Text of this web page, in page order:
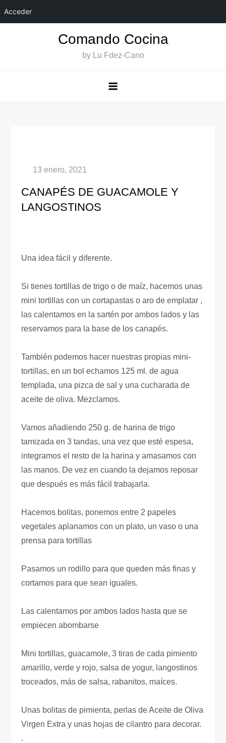
Acceder
Comando Cocina
by Lu Fdez-Cano
CANAPÉS DE GUACAMOLE Y
LANGOSTINOS
Una idea fácil y diferente.
Si tienes tortillas de trigo o de maíz, hacemos unas
mini tortillas con un cortapastas o aro de emplatar ,
las calentamos en la sartén por ambos lados y las
reservamos para la base de los canapés.
También podemos hacer nuestras propias mini-
tortillas, en un bol echamos 125 ml. de agua
templada, una pizca de sal y una cucharada de
aceite de oliva. Mezclamos.
Vamos añadiendo 250 g. de harina de trigo
tamizada en 3 tandas, una vez que esté espesa,
integramos el resto de la harina y amasamos con
las manos. De vez en cuando la dejamos reposar
que después es más fácil trabajarla.
Hacemos bolitas, ponemos entre 2 papeles
vegetales aplanamos con un plato, un vaso o una
prensa para tortillas
Pasamos un rodillo para que queden más finas y
cortamos para que sean iguales.
Las calentamos por ambos lados hasta que se
empiecen abombarse
Mini tortillas, guacamole, 3 tiras de cada pimiento
amarillo, verde y rojo, salsa de yogur, langostinos
troceados, más de salsa, rabanitos, maíces.
Unas bolitas de pimienta, perlas de Aceite de Oliva
Virgen Extra y unas hojas de cilantro para decorar.
.